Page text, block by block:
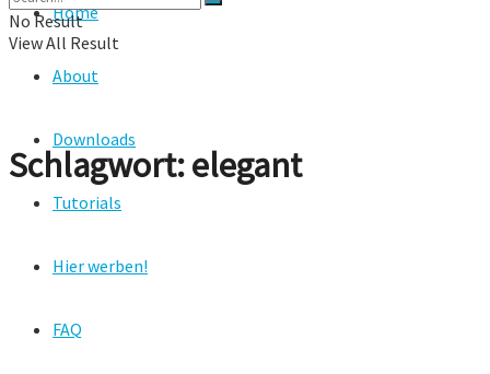
Home
About
Downloads
Tutorials
Hier werben!
FAQ
No Result
View All Result
Schlagwort:elegant